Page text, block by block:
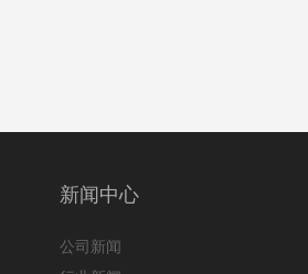
新闻中心
公司新闻